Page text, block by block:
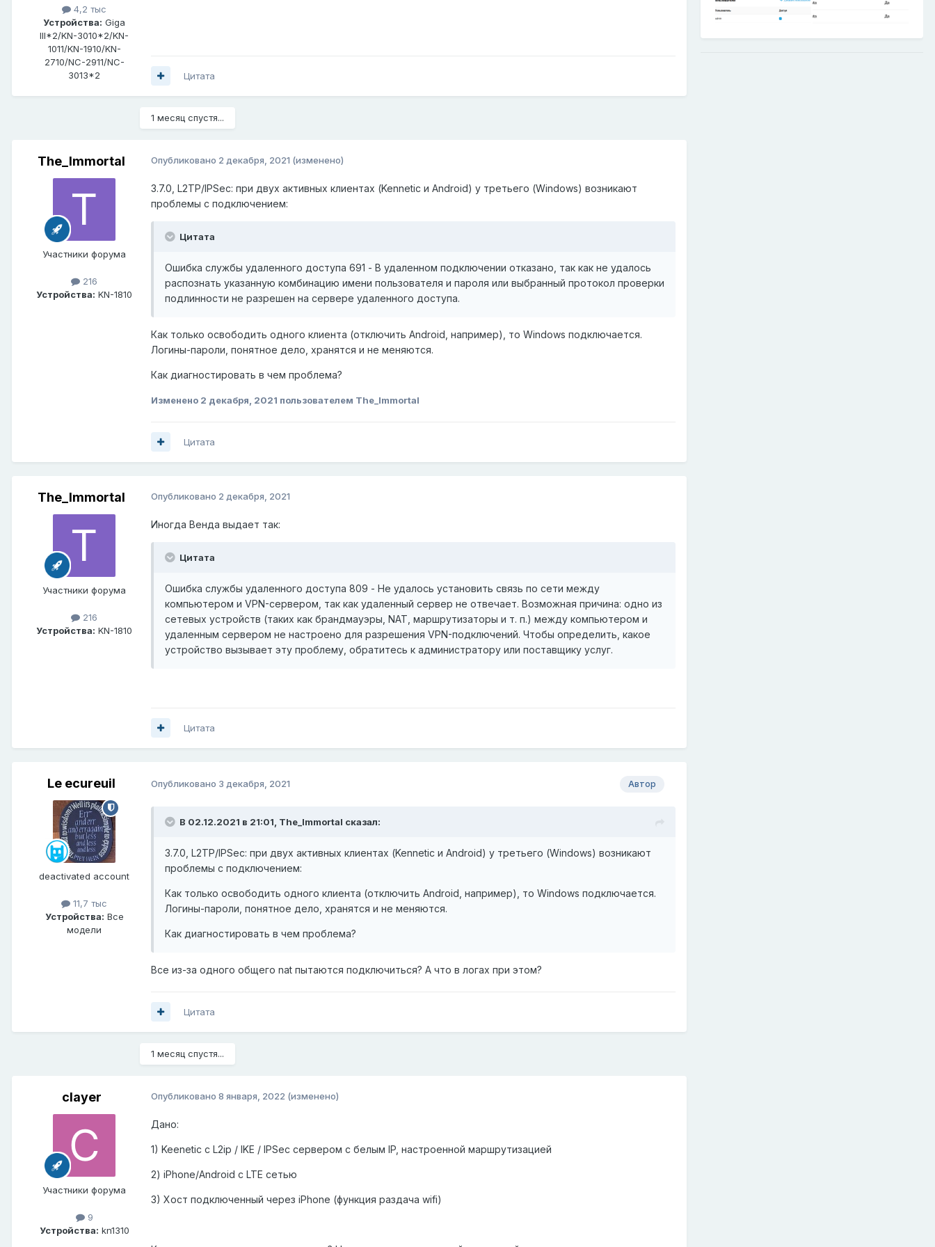
4,2 тыс
Устройства: Giga
III*2/KN-3010*2/KN-
1011/KN-1910/KN-
2710/NC-2911/NC-
3013*2
Цитата
1 месяц спустя...
The_Immortal
Участники форума
216
Устройства: KN-1810
Опубликовано 2 декабря, 2021 (изменено)
3.7.0, L2TP/IPSec: при двух активных клиентах (Kennetic и Android) у третьего (Windows) возникают
проблемы с подключением:
Цитата
Ошибка службы удаленного доступа 691 - В удаленном подключении отказано, так как не удалось
распознать указанную комбинацию имени пользователя и пароля или выбранный протокол проверки
подлинности не разрешен на сервере удаленного доступа.
Как только освободить одного клиента (отключить Android, например), то Windows подключается.
Логины-пароли, понятное дело, хранятся и не меняются.
Как диагностировать в чем проблема?
Изменено 2 декабря, 2021 пользователем The_Immortal
Цитата
The_Immortal
Участники форума
216
Устройства: KN-1810
Опубликовано 2 декабря, 2021
Иногда Венда выдает так:
Цитата
Ошибка службы удаленного доступа 809 - Не удалось установить связь по сети между
компьютером и VPN-сервером, так как удаленный сервер не отвечает. Возможная причина: одно из
сетевых устройств (таких как брандмауэры, NAT, маршрутизаторы и т. п.) между компьютером и
удаленным сервером не настроено для разрешения VPN-подключений. Чтобы определить, какое
устройство вызывает эту проблему, обратитесь к администратору или поставщику услуг.
Цитата
Le ecureuil
deactivated account
11,7 тыс
Устройства: Все
модели
Автор
Опубликовано 3 декабря, 2021
В 02.12.2021 в 21:01, The_Immortal сказал:
3.7.0, L2TP/IPSec: при двух активных клиентах (Kennetic и Android) у третьего (Windows) возникают
проблемы с подключением:
Как только освободить одного клиента (отключить Android, например), то Windows подключается.
Логины-пароли, понятное дело, хранятся и не меняются.
Как диагностировать в чем проблема?
Все из-за одного общего nat пытаются подключиться? А что в логах при этом?
Цитата
1 месяц спустя...
clayer
Участники форума
9
Устройства: kn1310
Опубликовано 8 января, 2022 (изменено)
Дано:
1) Keenetic с L2ip / IKE / IPSec сервером с белым IP, настроенной маршрутизацией
2) iPhone/Android с LTE сетью
3) Хост подключенный через iPhone (функция раздача wifi)